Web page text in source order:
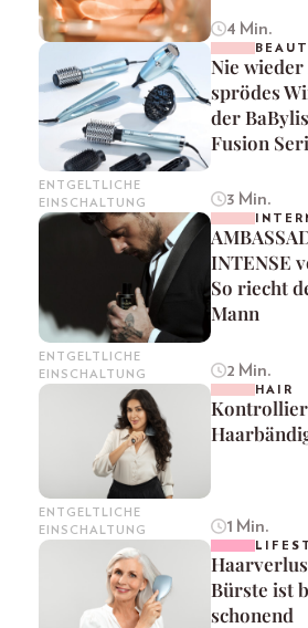
4 Min.
ENTGELTLICHE
EINSCHALTUNG
Nie
sprödes
der
Fusion
3 Min.
ENTGELTLICHE
EINSCHALTUNG
INTENSE
So riecht
Mann
2 Min.
ENTGELTLICHE
EINSCHALTUNG
HAIR
1 Min.
Bürste ist
schonend